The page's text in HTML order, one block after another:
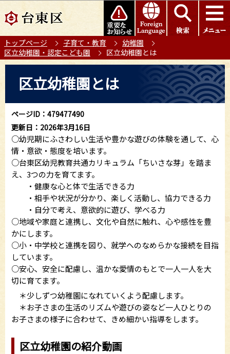
の
ー
ジ
このページの本文へ移動
トップページ 子育て・教育
幼稚園
区立幼稚園・認定こども園
区立幼稚園とは
か
ら
区立幼稚園とは
ページID：479477490
更新日：2026年3月16日
○幼児期にふさわしい生活や豊かな遊びの体験を通して、心
情・意欲・態度を培います。
○台東区幼児教育共通カリキュラム「ちいさな芽」を踏ま
え、3つの力を育てます。
・健康な心と体で生活できる力
・相手や状況が分かり、楽しく活動し、協力できる力
・自分で考え、意欲的に遊び、学べる力
○地域や家庭と連携し、文化や自然に触れ、心や感性を豊
かにします。
○小・中学校と連携を図り、就学へのなめらかな接続を目指
しています。
○安心、安全に配慮し、温かな愛情のもとで一人一人を大
切に育てます。
＊少しずつ幼稚園になれていくよう配慮します。
＊お子さまの生活のリズムや遊びの姿など一人ひとりの
お子さまの様子に合わせて、きめ細かい指導をします。
区立幼稚園の紹介動画